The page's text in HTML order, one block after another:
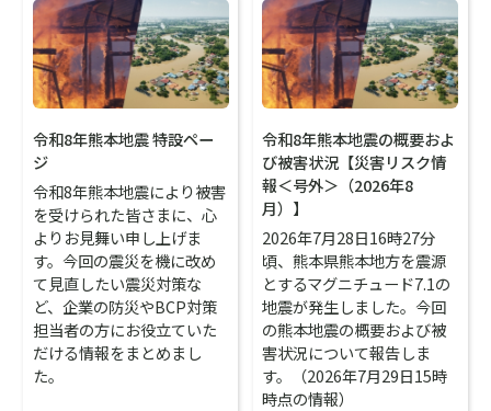
令和8年熊本地震 特設ペー
ジ
令和8年熊本地震により被害
を受けられた皆さまに、心
よりお見舞い申し上げま
す。今回の震災を機に改め
て見直したい震災対策な
ど、企業の防災やBCP対策
担当者の方にお役立ていた
だける情報をまとめまし
た。
令和8年熊本地震の概要およ
び被害状況【災害リスク情
報＜号外＞（2026年8
月）】
2026年7月28日16時27分
頃、熊本県熊本地方を震源
とするマグニチュード7.1の
地震が発生しました。今回
の熊本地震の概要および被
害状況について報告しま
す。（2026年7月29日15時
時点の情報）